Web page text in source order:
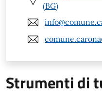
(BG)
Strumenti di